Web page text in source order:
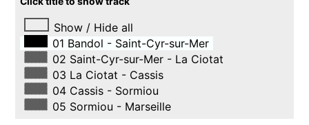
Show / Hide all
01 Bandol - Saint-Cyr-sur-Mer
02 Saint-Cyr-sur-Mer - La Ciotat
03 La Ciotat - Cassis
04 Cassis - Sormiou
05 Sormiou - Marseille